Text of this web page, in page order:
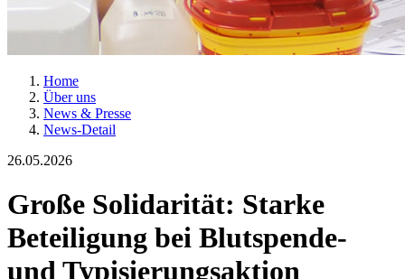
Home
Über uns
News & Presse
News-Detail
26.05.2026
Große Solidarität: Starke
Beteiligung bei Blutspende-
und Typisierungsaktion